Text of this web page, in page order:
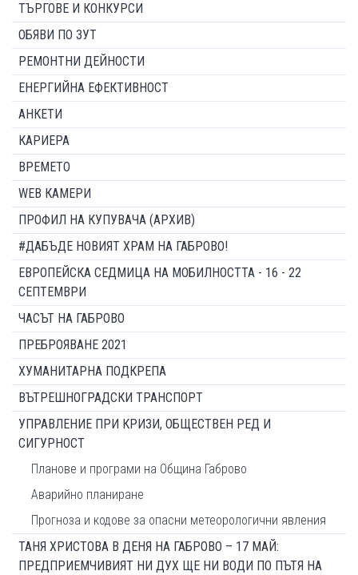
ТЪРГОВЕ И КОНКУРСИ
ОБЯВИ ПО ЗУТ
РЕМОНТНИ ДЕЙНОСТИ
ЕНЕРГИЙНА ЕФЕКТИВНОСТ
АНКЕТИ
КАРИЕРА
ВРЕМЕТО
WEB КАМЕРИ
ПРОФИЛ НА КУПУВАЧА (АРХИВ)
#ДАБЪДЕ НОВИЯТ ХРАМ НА ГАБРОВО!
ЕВРОПЕЙСКА СЕДМИЦА НА МОБИЛНОСТТА - 16 - 22
СЕПТЕМВРИ
ЧАСЪТ НА ГАБРОВО
ПРЕБРОЯВАНЕ 2021
ХУМАНИТАРНА ПОДКРЕПА
ВЪТРЕШНОГРАДСКИ ТРАНСПОРТ
УПРАВЛЕНИЕ ПРИ КРИЗИ, ОБЩЕСТВЕН РЕД И
СИГУРНОСТ
Планове и програми на Община Габрово
Аварийно планиране
Прогноза и кодове за опасни метеорологични явления
ТАНЯ ХРИСТОВА В ДЕНЯ НА ГАБРОВО – 17 МАЙ:
ПРЕДПРИЕМЧИВИЯТ НИ ДУХ ЩЕ НИ ВОДИ ПО ПЪТЯ НА